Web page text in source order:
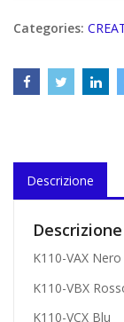
Categories:
Descrizione
Descrizione
K110-VAX Nero
K110-VBX
K110-VCX Blu